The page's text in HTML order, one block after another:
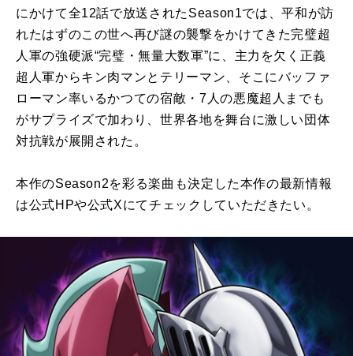
にかけて全12話で放送されたSeason1では、平和が訪
れたはずのこの世へ再び謎の襲撃をかけてきた完璧超
人軍の強硬派“完璧・無量大数軍”に、主力を欠く正義
超人軍からキン肉マンとテリーマン、そこにバッファ
ローマン率いるかつての宿敵・7人の悪魔超人までも
がサプライズで加わり、世界各地を舞台に激しい団体
対抗戦が展開された。
本作のSeason2を彩る楽曲も決定した本作の最新情報
は公式HPや公式Xにてチェックしていただきたい。